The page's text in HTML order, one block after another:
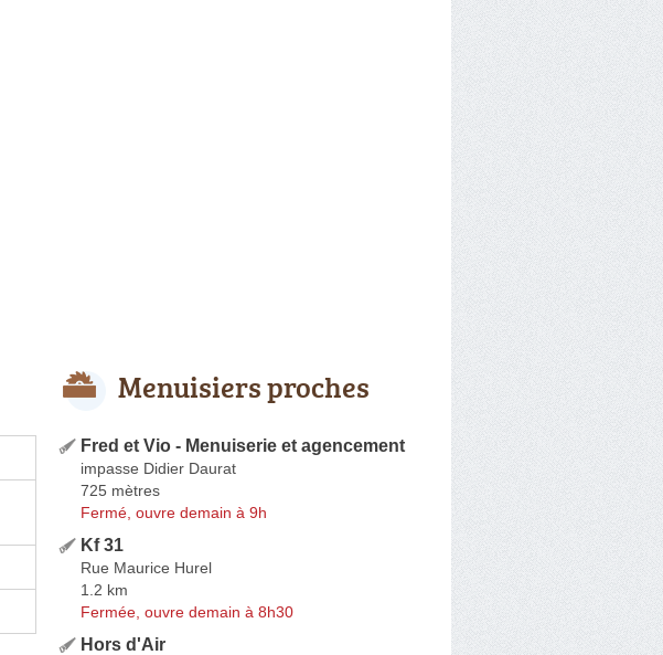
Menuisiers proches
Fred et Vio - Menuiserie et agencement
impasse Didier Daurat
725 mètres
Fermé, ouvre demain à 9h
Kf 31
Rue Maurice Hurel
1.2 km
Fermée, ouvre demain à 8h30
Hors d'Air